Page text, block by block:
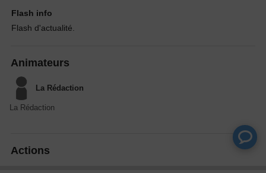
Flash info
Flash d'actualité.
Animateurs
La Rédaction
La Rédaction
Actions